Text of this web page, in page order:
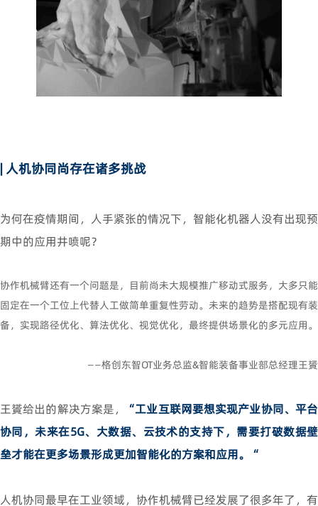
| 人机协同尚存在诸多挑战
为何在疫情期间，人手紧张的情况下，智能化机器人没有出现预
期中的应用井喷呢？
协作机械臂还有一个问题是，目前尚未大规模推广移动式服务，大多只能
固定在一个工位上代替人工做简单重复性劳动。未来的趋势是搭配现有装
备，实现路径优化、算法优化、视觉优化，最终提供场景化的多元应用。
——格创东智OT业务总监&智能装备事业部总经理王贇
王贇给出的解决方案是，
“工业互联网要想实现产业协同、平台
协同，未来在5G、大数据、云技术的支持下，需要打破数据壁
垒才能在更多场景形成更加智能化的方案和应用。“
人机协同最早在工业领域，协作机械臂已经发展了很多年了，有